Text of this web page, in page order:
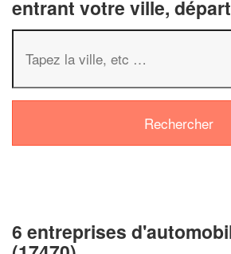
entrant votre ville,
6 entreprises